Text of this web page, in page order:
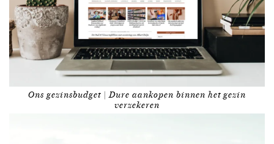
Ons gezinsbudget | Dure aankopen binnen het gezin
verzekeren